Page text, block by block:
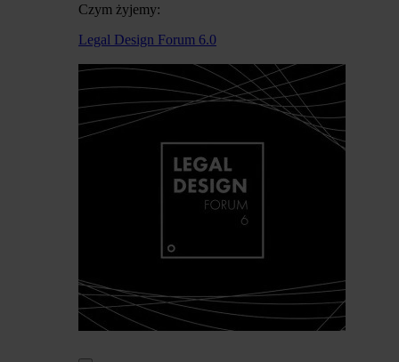
Czym żyjemy:
Legal Design Forum 6.0